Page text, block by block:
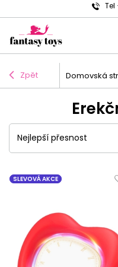
Tel
Zpět Domovská
Nejlepší přesnost
SLEVOVÁ AKCE